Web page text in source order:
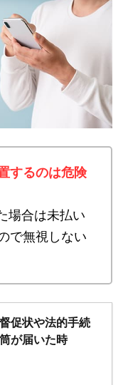
するのは危険
場合は未払い
で無視しない
促状や法的手続
が届いた時